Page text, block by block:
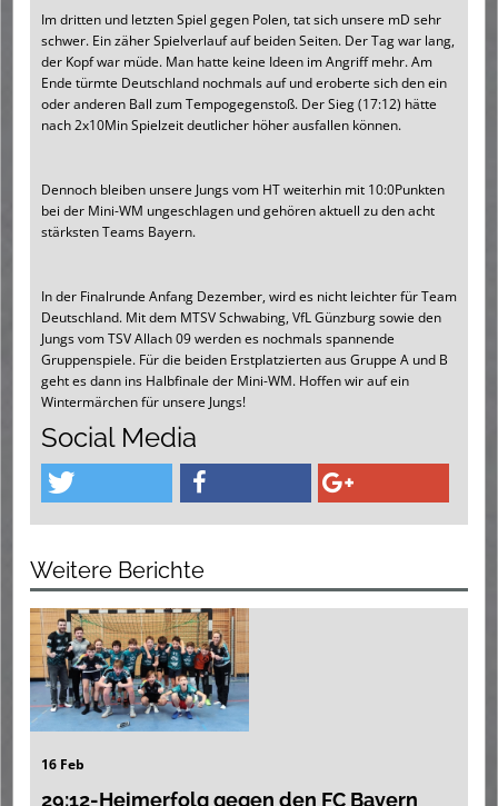
Im dritten und letzten Spiel gegen Polen, tat sich unsere mD sehr
schwer. Ein zäher Spielverlauf auf beiden Seiten. Der Tag war lang,
der Kopf war müde. Man hatte keine Ideen im Angriff mehr. Am
Ende türmte Deutschland nochmals auf und eroberte sich den ein
oder anderen Ball zum Tempogegenstoß. Der Sieg (17:12) hätte
nach 2x10Min Spielzeit deutlicher höher ausfallen können.
Dennoch bleiben unsere Jungs vom HT weiterhin mit 10:0Punkten
bei der Mini-WM ungeschlagen und gehören aktuell zu den acht
stärksten Teams Bayern.
In der Finalrunde Anfang Dezember, wird es nicht leichter für Team
Deutschland. Mit dem MTSV Schwabing, VfL Günzburg sowie den
Jungs vom TSV Allach 09 werden es nochmals spannende
Gruppenspiele. Für die beiden Erstplatzierten aus Gruppe A und B
geht es dann ins Halbfinale der Mini-WM. Hoffen wir auf ein
Wintermärchen für unsere Jungs!
Social Media
Weitere Berichte
16 Feb
29:12-Heimerfolg gegen den FC Bayern